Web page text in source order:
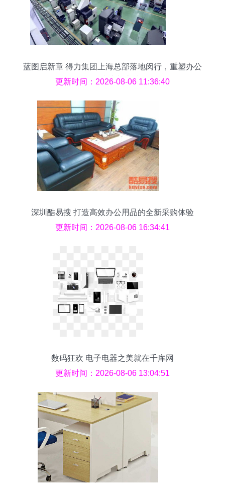
蓝图启新章 得力集团上海总部落地闵行，重塑办公
用品生态新高地
更新时间：2026-08-06 11:36:40
深圳酷易搜 打造高效办公用品的全新采购体验
更新时间：2026-08-06 16:34:41
数码狂欢 电子电器之美就在千库网
更新时间：2026-08-06 13:04:51